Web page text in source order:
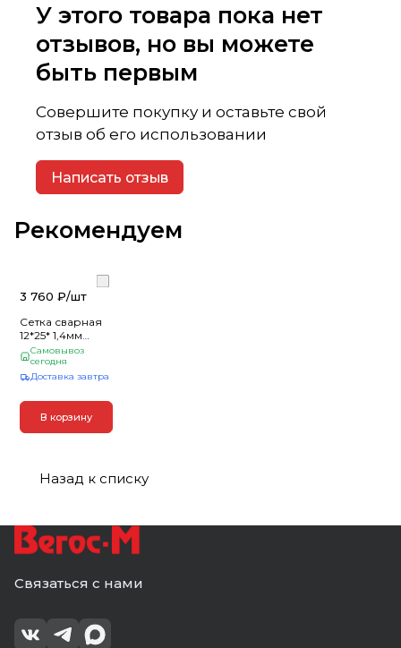
У этого товара пока нет
отзывов, но вы можете
быть первым
Совершите покупку и оставьте свой
отзыв об его использовании
Написать отзыв
Рекомендуем
3 760 ₽/шт
Сетка сварная
12*25* 1,4мм
(1,0*10м) (1)
Самовывоз
сегодня
Доставка завтра
В корзину
Назад к списку
Связаться с нами